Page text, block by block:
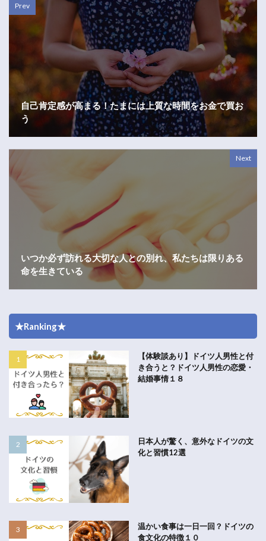
Prev
自己肯定感が高まる！たまには上質な時間をお金で買お
う
Next
いつか必ず訪れる大切な人との別れ、私たちは限りある
命を生きている
★Ranking★
【体験談あり】ドイツ人男性と付
き合うと？ドイツ人男性の恋愛・
結婚事情１８
日本人が驚く、意外なドイツの文
化と習慣12選
温かい食事は一日一回？ドイツの
食文化の特徴１０